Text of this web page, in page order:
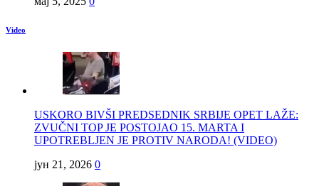
Video
USKORO BIVŠI PREDSEDNIK SRBIJE OPET LAŽE:
ZVUČNI TOP JE POSTOJAO 15. MARTA I
UPOTREBLJEN JE PROTIV NARODA! (VIDEO)
јун 21, 2026 0